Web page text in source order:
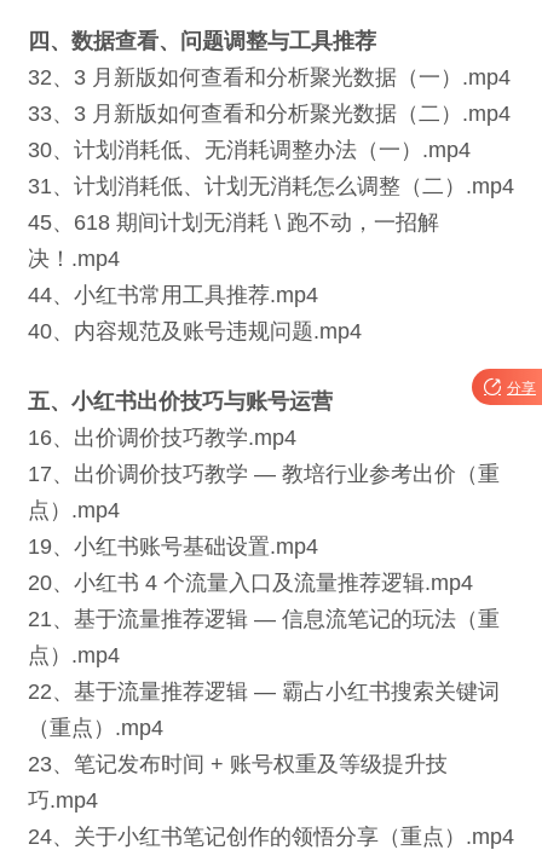
四、数据查看、问题调整与工具推荐
32、3 月新版如何查看和分析聚光数据（一）.mp4
33、3 月新版如何查看和分析聚光数据（二）.mp4
30、计划消耗低、无消耗调整办法（一）.mp4
31、计划消耗低、计划无消耗怎么调整（二）.mp4
45、618 期间计划无消耗 \ 跑不动，一招解
决！.mp4
44、小红书常用工具推荐.mp4
40、内容规范及账号违规问题.mp4
五、小红书出价技巧与账号运营
16、出价调价技巧教学.mp4
17、出价调价技巧教学 — 教培行业参考出价（重
点）.mp4
19、小红书账号基础设置.mp4
20、小红书 4 个流量入口及流量推荐逻辑.mp4
21、基于流量推荐逻辑 — 信息流笔记的玩法（重
点）.mp4
22、基于流量推荐逻辑 — 霸占小红书搜索关键词
（重点）.mp4
23、笔记发布时间 + 账号权重及等级提升技
巧.mp4
24、关于小红书笔记创作的领悟分享（重点）.mp4
 分享